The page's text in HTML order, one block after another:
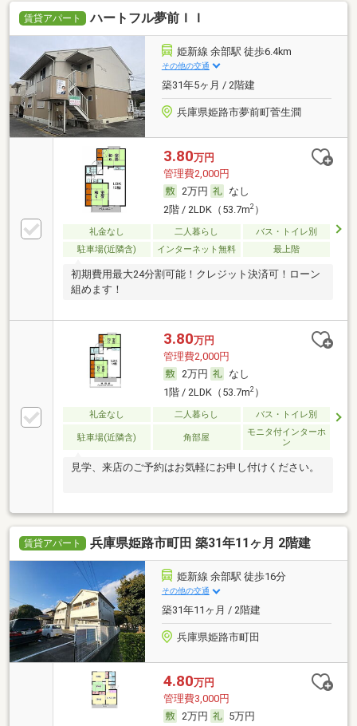
賃貸アパート ハートフル夢前ＩＩ
姫新線 余部駅 徒歩6.4km
その他の交通
築31年5ヶ月 / 2階建
兵庫県姫路市夢前町菅生澗
3.80万円
管理費2,000円
2万円
なし
2階 / 2LDK（53.7m2）
礼金なし 二人暮らし
バス・トイレ別
駐車場(近隣含)
インターネット無料 最上階
初期費用最大24分割可能！クレジット決済可！ローン
組めます！
3.80万円
管理費2,000円
2万円
なし
1階 / 2LDK（53.7m2）
礼金なし 二人暮らし バス・トイレ別
駐車場(近隣含) 角部屋
モニタ付インターホ
ン
見学、来店のご予約はお気軽にお申し付けください。
賃貸アパート 兵庫県姫路市町田 築31年11ヶ月 2階建
姫新線 余部駅 徒歩16分
その他の交通
築31年11ヶ月 / 2階建
兵庫県姫路市町田
4.80万円
管理費3,000円
2万円
5万円